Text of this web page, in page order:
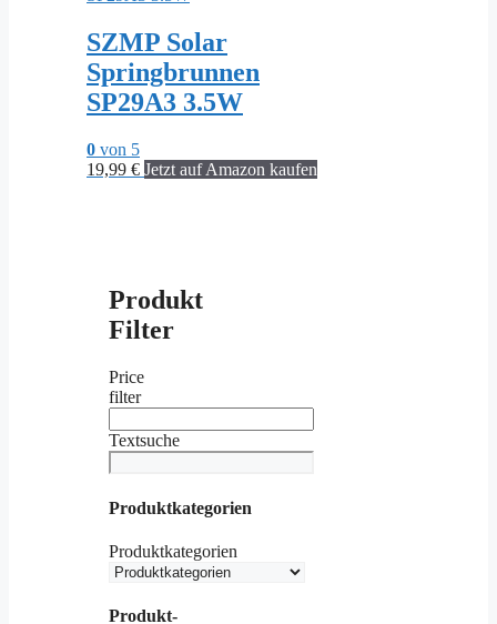
SZMP Solar
Springbrunnen
SP29A3 3.5W
0 von 5
19,99 € Jetzt auf Amazon kaufen
Produkt
Filter
Price
filter
Textsuche
Produktkategorien
Produktkategorien
Produkt-